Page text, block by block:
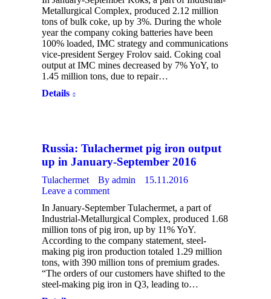
Metallurgical Complex, produced 2.12 million
tons of bulk coke, up by 3%. During the whole
year the company coking batteries have been
100% loaded, IMC strategy and communications
vice-president Sergey Frolov said. Coking coal
output at IMC mines decreased by 7% YoY, to
1.45 million tons, due to repair…
Details
Russia: Tulachermet pig iron output
up in January-September 2016
Tulachermet By admin
15.11.2016
Leave a comment
In January-September Tulachermet, a part of
Industrial-Metallurgical Complex, produced 1.68
million tons of pig iron, up by 11% YoY.
According to the company statement, steel-
making pig iron production totaled 1.29 million
tons, with 390 million tons of premium grades.
“The orders of our customers have shifted to the
steel-making pig iron in Q3, leading to…